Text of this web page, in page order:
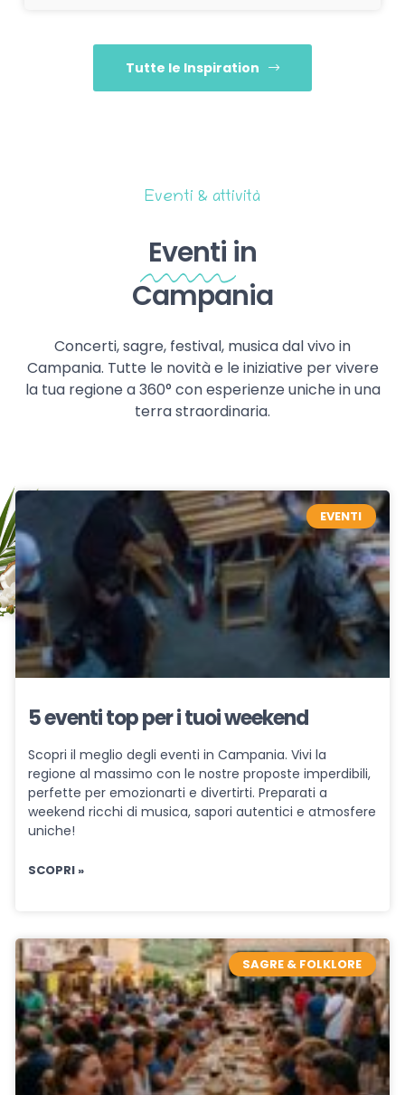
Tutte le Inspiration
Eventi & attività
Eventi in
Campania
Concerti, sagre, festival, musica dal vivo in
Campania. Tutte le novità e le iniziative per vivere
la tua regione a 360° con esperienze uniche in una
terra straordinaria.
EVENTI
5 eventi top per i tuoi weekend
Scopri il meglio degli eventi in Campania. Vivi la
regione al massimo con le nostre proposte imperdibili,
perfette per emozionarti e divertirti. Preparati a
weekend ricchi di musica, sapori autentici e atmosfere
uniche!
SCOPRI »
SAGRE & FOLKLORE